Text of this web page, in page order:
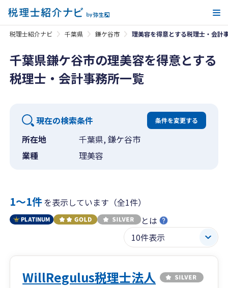
税理士紹介ナビ 千葉県 鎌ケ谷市 理美容を得意とする税理士・会計
千葉県鎌ケ谷市の理美容を得意とする
税理士・会計事務所一覧
現在の検索条件 条件を変更する
所在地
千葉県, 鎌ケ谷市
業種
理美容
1〜1件を表示しています（全1件）
とは
WillRegulus税理士法人